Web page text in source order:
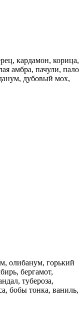
кардамон, корица,
амбра, пачули, пало
дубовый мох,
олибанум, горький
бергамот,
тубероза,
бобы тонка, ваниль,